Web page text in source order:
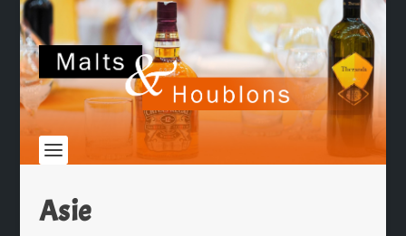
Asie